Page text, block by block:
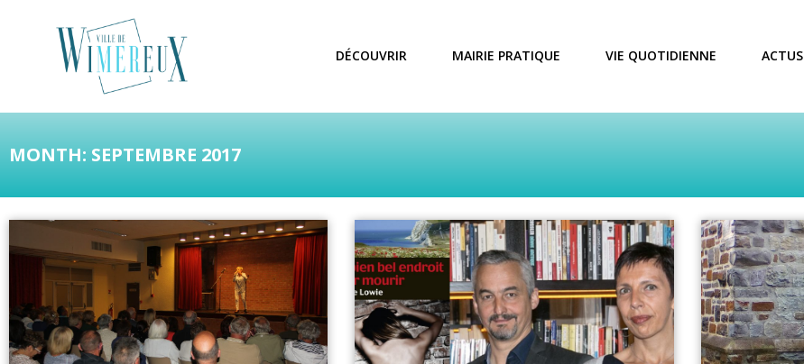
DÉCOUVRIR MAIRIE PRATIQUE VIE QUOTIDIENNE ACTUS
MONTH: SEPTEMBRE 2017